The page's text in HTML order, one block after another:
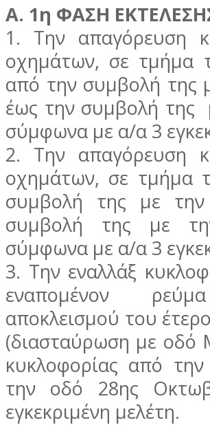
Α. 1η ΦΑΣΗ
1. Την απαγόρευση
οχημάτων, σε τμήμα
από την συμβολή της
έως την συμβολή της
σύμφωνα με α/α 3
2. Την απαγόρευση
οχημάτων, σε τμήμα
συμβολή της με
συμβολή της με
σύμφωνα με α/α 3
3. Την εναλλάξ
εναπομένον
αποκλεισμού του
(διασταύρωση με οδό
κυκλοφορίας από
την οδό 28ης
εγκεκριμένη μελέτη.